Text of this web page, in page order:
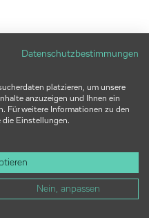
Datenschutzbestimmungen
platzieren, um unsere
anzuzeigen und Ihnen ein
Für weitere Informationen zu den
die Einstellungen.
Nein, anpassen